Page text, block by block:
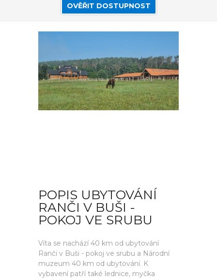
OVĚŘIT DOSTUPNOST
POPIS UBYTOVÁNÍ
RANČI V BUŠI -
POKOJ VE SRUBU
Víta se nachází 40 km od ubytování
Ranči v Buši - pokoj ve srubu a Národní
muzeum 40 km od ubytování. K
vybavení patří také lednice, myčka